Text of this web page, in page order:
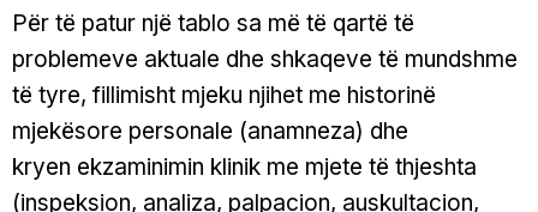
Për të patur një tablo sa më të qartë të
problemeve aktuale dhe shkaqeve të mundshme
të tyre, fillimisht mjeku njihet me historinë
mjekësore personale (anamneza) dhe
kryen ekzaminimin klinik me mjete të thjeshta
(inspeksion, analiza, palpacion, auskultacion,